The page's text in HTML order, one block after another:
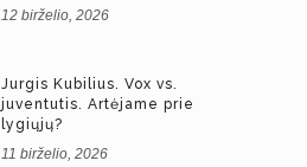
12 birželio, 2026
Jurgis Kubilius. Vox vs.
juventutis. Artėjame prie
lygiųjų?
11 birželio, 2026